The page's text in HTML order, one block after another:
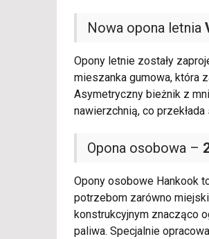
Nowa opona letnia
Opony letnie zostały
mieszanka gumowa, która
Asymetryczny bieżnik z
nawierzchnią, co
Opona osobowa –
Opony osobowe Hankook
potrzebom zarówno
konstrukcyjnym znacząco
paliwa. Specjalnie